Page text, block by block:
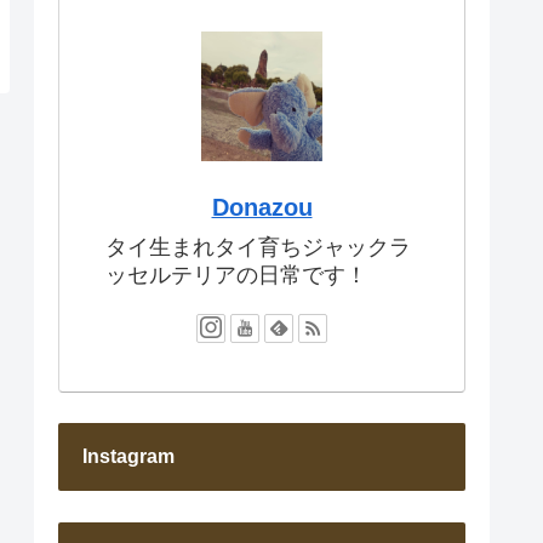
Donazou
タイ生まれタイ育ちジャックラ
ッセルテリアの日常です！
Instagram